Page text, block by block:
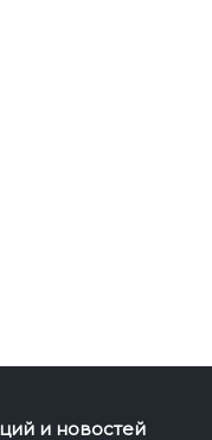
и новостей